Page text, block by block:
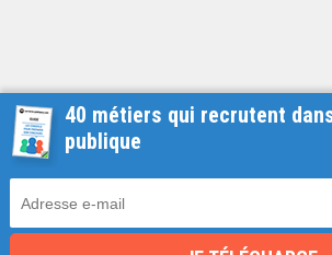
40 métiers qui recrutent
publique